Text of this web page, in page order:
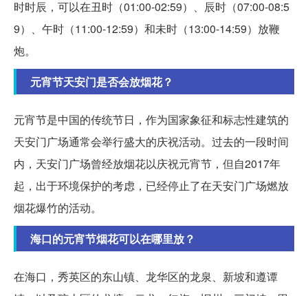
时时辰，可以在丑时（01:00-02:59）、辰时（07:00-08:5
9）、午时（11:00-12:59）和未时（13:00-14:59）放鞭
炮。
元宵节天安门是否会放烟花？
元宵节是中国的传统节日，作为国家象征和标志性建筑的
天安门广场通常会举行盛大的庆祝活动。过去的一段时间
内，天安门广场曾经放烟花以庆祝元宵节，但自2017年
起，出于环境保护的考虑，已经停止了在天安门广场燃放
烟花爆竹的活动。
海口的元宵节烟花可以在哪里放？
在海口，秀英区的东山镇、龙华区的龙泉、新坡和遵谭